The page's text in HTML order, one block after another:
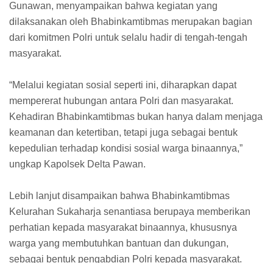
Gunawan, menyampaikan bahwa kegiatan yang
dilaksanakan oleh Bhabinkamtibmas merupakan bagian
dari komitmen Polri untuk selalu hadir di tengah-tengah
masyarakat.
“Melalui kegiatan sosial seperti ini, diharapkan dapat
mempererat hubungan antara Polri dan masyarakat.
Kehadiran Bhabinkamtibmas bukan hanya dalam menjaga
keamanan dan ketertiban, tetapi juga sebagai bentuk
kepedulian terhadap kondisi sosial warga binaannya,”
ungkap Kapolsek Delta Pawan.
Lebih lanjut disampaikan bahwa Bhabinkamtibmas
Kelurahan Sukaharja senantiasa berupaya memberikan
perhatian kepada masyarakat binaannya, khususnya
warga yang membutuhkan bantuan dan dukungan,
sebagai bentuk pengabdian Polri kepada masyarakat.